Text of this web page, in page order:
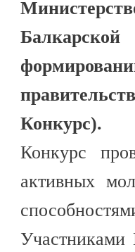
Конкурс).
Конкурс
активных
Участниками